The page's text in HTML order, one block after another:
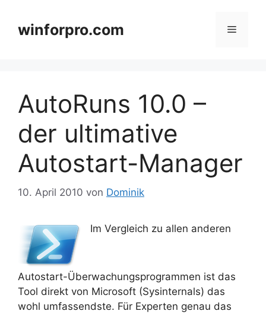
springenwinforpro.com Menü
AutoRuns 10.0 –
der ultimative
Autostart-Manager
10. April 2010 von Dominik
Im Vergleich zu allen anderen
Autostart-Überwachungsprogrammen ist das
Tool direkt von Microsoft (Sysinternals) das
wohl umfassendste. Für Experten genau das